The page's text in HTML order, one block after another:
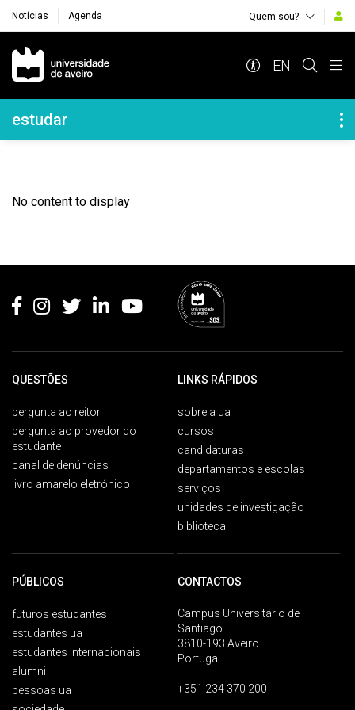
Notícias Agenda Quem sou?
Navegação Principal
EN
Navegação Lateral
estudar
No content to display
QUESTÕES
pergunta ao reitor
pergunta ao provedor do
estudante
canal de denúncias
livro amarelo eletrónico
LINKS RÁPIDOS
sobre a ua
cursos
candidaturas
departamentos e escolas
serviços
unidades de investigação
biblioteca
PÚBLICOS
futuros estudantes
estudantes ua
estudantes internacionais
alumni
pessoas ua
CONTACTOS
Campus Universitário de
Santiago
3810-193 Aveiro
Portugal
+351 234 370 200